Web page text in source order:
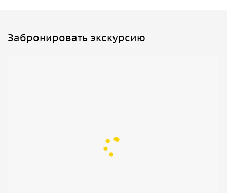
Забронировать экскурсию